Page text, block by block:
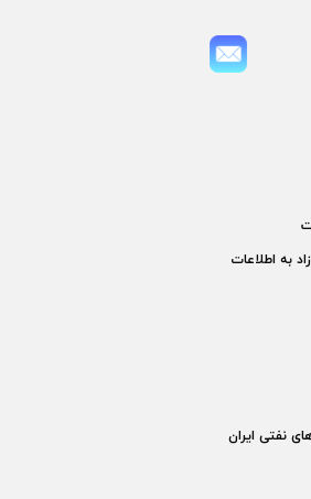
به اطلاعات
نفتی ايران